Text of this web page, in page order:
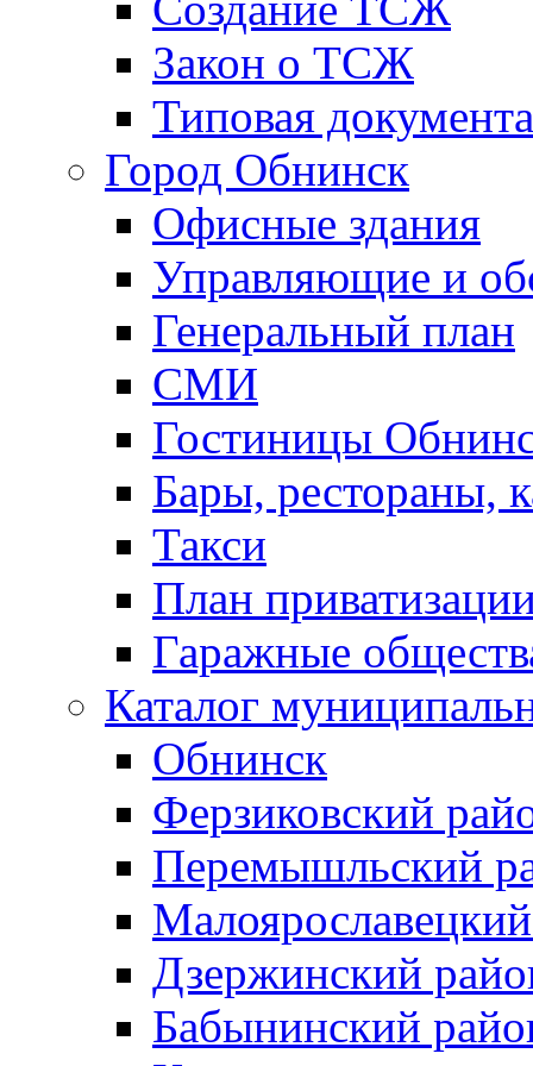
Закон о ТСЖ
Типовая
Город Обнинск
Офисные здания
Управляющие и
Генеральный план
СМИ
Гостиницы
Бары, рестораны,
Такси
План
Гаражные
Каталог
Обнинск
Ферзиковский
Перемышльский
Дзержинский
Бабынинский